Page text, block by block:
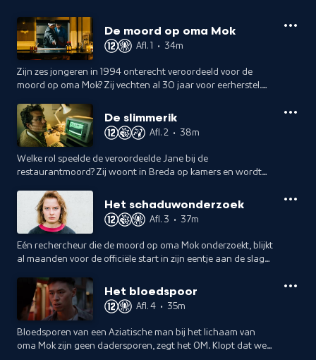
De moord op oma Mok
Afl. 1 • 34m
Zijn zes jongeren in 1994 onterecht veroordeeld voor de
moord op oma Mok? Zij vechten al 30 jaar voor eerherstel.
tegen een machtig systeem.De slimmerik
Afl. 2 • 38m
Welke rol speelde de veroordeelde Jane bij de
restaurantmoord? Zij woont in Breda op kamers en wordt
opgepakt voor de moord op oma Mok.Het schaduwonderzoek
Afl. 3 • 37m
Eén rechercheur die de moord op oma Mok onderzoekt, blijkt
al maanden voor de officiële start in zijn eentje aan de slag
te vinden.
Het bloedspoor
Afl. 4 • 35m
Bloedsporen van een Aziatische man bij het lichaam van
oma Mok zijn geen dadersporen, zegt het OM. Klopt dat wel?